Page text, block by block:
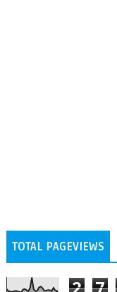
TOTAL PAGEVIEWS